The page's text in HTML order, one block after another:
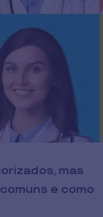
mas
e como